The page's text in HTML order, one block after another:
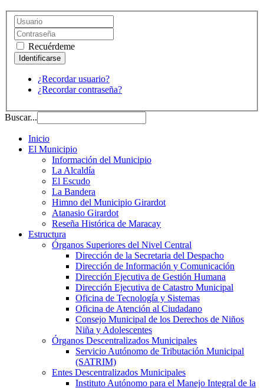
Recuérdeme
¿Recordar usuario?
¿Recordar contraseña?
Buscar...
Inicio
El Municipio
Información del Municipio
La Alcaldía
El Escudo
La Bandera
Himno del Municipio Girardot
Atanasio Girardot
Reseña Histórica de Maracay
Estructura
Órganos Superiores del Nivel Central
Dirección de la Secretaria del Despacho
Dirección de Información y Comunicación
Dirección Ejecutiva de Gestión Humana
Dirección Ejecutiva de Catastro Municipal
Oficina de Tecnología y Sistemas
Oficina de Atención al Ciudadano
Consejo Municipal de los Derechos de Niños
Niña y Adolescentes
Órganos Descentralizados Municipales
Servicio Autónomo de Tributación Municipal
(SATRIM)
Entes Descentralizados Municipales
Instituto Autónomo para el Manejo Integral de la